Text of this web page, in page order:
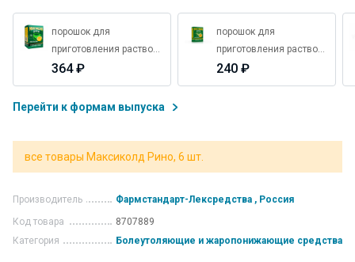
порошок для
приготовления раствора
для приема внутрь
апельсиновый пакетики
15 г 10 шт.
364 ₽
порошок для
приготовления раствора
для приема внутрь
апельсиновый пакетики
240 ₽
Перейти к формам выпуска
все товары Максиколд Рино, 6 шт.
Производитель
Фармстандарт-Лексредства , Россия
Код товара
8707889
Категория
Болеутоляющие и жаропонижающие средства